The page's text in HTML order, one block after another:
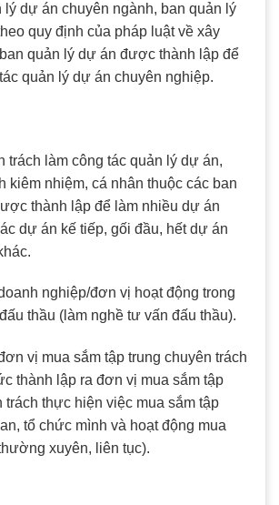
lý dự án chuyên ngành, ban quản lý
quy định của pháp luật về xây
quản lý dự án được thành lập để
quản lý dự án chuyên nghiệp.
trách làm công tác quản lý dự án,
kiêm nhiệm, cá nhân thuộc các ban
thành lập để làm nhiều dự án
dự án kế tiếp, gối đầu, hết dự án
nghiệp/đơn vị hoạt động trong
thầu (làm nghề tư vấn đấu thầu).
vị mua sắm tập trung chuyên trách
thành lập ra đơn vị mua sắm tập
trách thực hiện việc mua sắm tập
tổ chức mình và hoạt động mua
xuyên, liên tục).